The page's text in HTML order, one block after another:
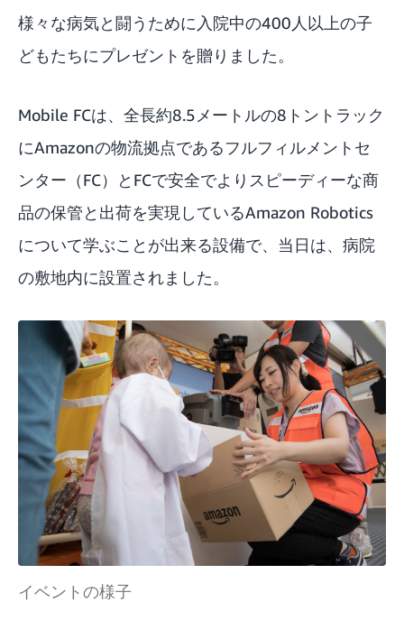
様々な病気と闘うために入院中の400人以上の子
どもたちにプレゼントを贈りました。
Mobile FCは、全長約8.5メートルの8トントラック
にAmazonの物流拠点であるフルフィルメントセ
ンター（FC）とFCで安全でよりスピーディーな商
品の保管と出荷を実現しているAmazon Robotics
について学ぶことが出来る設備で、当日は、病院
の敷地内に設置されました。
イベントの様子